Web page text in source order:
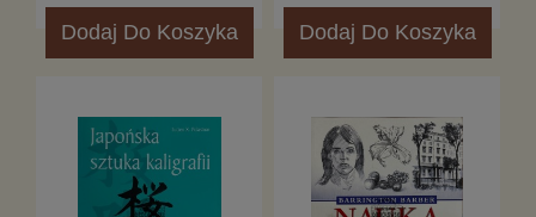
Dodaj Do Koszyka Dodaj Do Koszyka